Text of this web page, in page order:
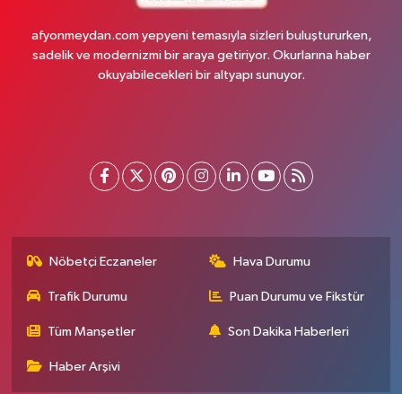
afyonmeydan.com yepyeni temasıyla sizleri buluştururken,
sadelik ve modernizmi bir araya getiriyor. Okurlarına haber
okuyabilecekleri bir altyapı sunuyor.
Nöbetçi Eczaneler Hava Durumu
Trafik Durumu Puan Durumu ve Fikstür
Tüm Manşetler Son Dakika Haberleri
Haber Arşivi